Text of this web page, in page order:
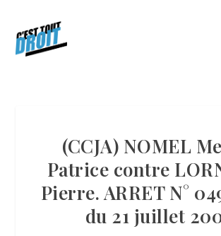
(CCJA) NOMEL
Patrice contre
Pierre. ARRET N°
du 21 juillet